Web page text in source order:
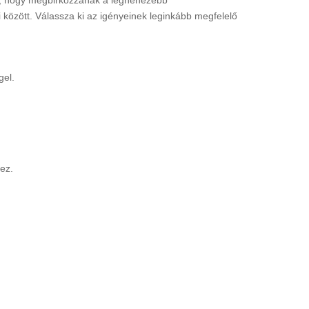
Válassza ki az igényeinek leginkább megfelelő